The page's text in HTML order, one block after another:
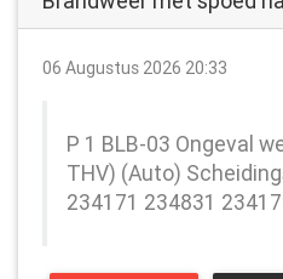
06 Augustus 2026 20:33
P 1 BLB-03 Ongeval
THV) (Auto)
234171 234831